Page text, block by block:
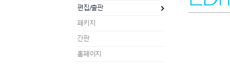
편집/출판
패키지
간판
홈페이지